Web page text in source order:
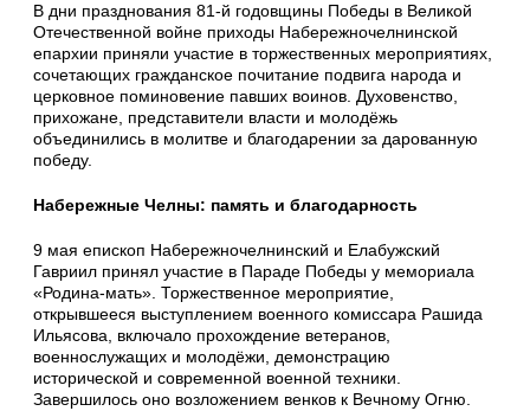
В дни празднования 81‑й годовщины Победы в Великой
Отечественной войне приходы Набережночелнинской
епархии приняли участие в торжественных мероприятиях,
сочетающих гражданское почитание подвига народа и
церковное поминовение павших воинов. Духовенство,
прихожане, представители власти и молодёжь
объединились в молитве и благодарении за дарованную
победу.
Набережные Челны: память и благодарность
9 мая епископ Набережночелнинский и Елабужский
Гавриил принял участие в Параде Победы у мемориала
«Родина‑мать». Торжественное мероприятие,
открывшееся выступлением военного комиссара Рашида
Ильясова, включало прохождение ветеранов,
военнослужащих и молодёжи, демонстрацию
исторической и современной военной техники.
Завершилось оно возложением венков к Вечному Огню.